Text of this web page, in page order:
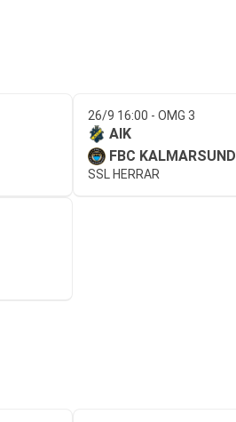
26/9 16:00 - OMG 3
AIK
FBC KALMARSUND
SSL HERRAR